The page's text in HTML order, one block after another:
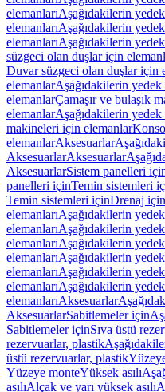
elemanlarıAşağıdakilerin
elemanlarıAşağıdakilerin
elemanlarıAşağıdakilerin
süzgeci olan duşlar için
Duvar süzgeci olan duşlar için
elemanlarAşağıdakilerin
elemanlarÇamaşır ve bulaşık
elemanlarAşağıdakilerin yedek
makineleri için elemanlar
elemanlarAksesuarlar
AksesuarlarAksesuarlar
AksesuarlarSistem panelleri
panelleri içinTemin sistemleri
Temin sistemleri içinDrenaj için
elemanlarıAşağıdakilerin
elemanlarıAşağıdakilerin
elemanlarıAşağıdakilerin
elemanlarıAşağıdakilerin
elemanlarıAşağıdakilerin
elemanlarıAşağıdakilerin
elemanlarıAksesuarlar
AksesuarlarSabitlemeler için
Sabitlemeler içinSıva üstü
rezervuarlar, plastik
üstü rezervuarlar, plastik
Yüzeye monteYüksek asılı
asılıAlçak ve yarı yüksek asılı